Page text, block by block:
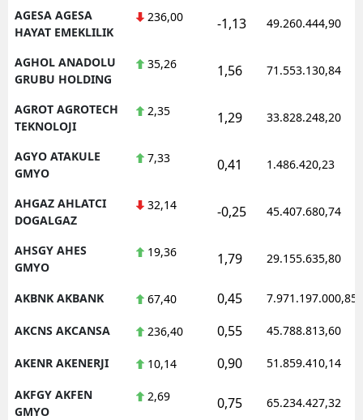
AGESA AGESA
HAYAT EMEKLILIK
236,00 -1,13 49.260.444,90
AGHOL ANADOLU
GRUBU HOLDING
35,26 1,56 71.553.130,84
AGROT AGROTECH
TEKNOLOJI
2,35 1,29 33.828.248,20
AGYO ATAKULE
GMYO
7,33 0,41 1.486.420,23
AHGAZ AHLATCI
DOGALGAZ
32,14 -0,25 45.407.680,74
AHSGY AHES
GMYO
19,36 1,79 29.155.635,80
AKBNK AKBANK 67,40 0,45 7.971.197.000,85
AKCNS AKCANSA 236,40 0,55 45.788.813,60
AKENR AKENERJI 10,14 0,90 51.859.410,14
AKFGY AKFEN
GMYO
2,69 0,75 65.234.427,32